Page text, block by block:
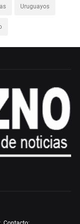
Uruguayos